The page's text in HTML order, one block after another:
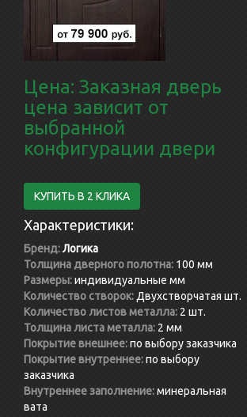
Цена: Заказная дверь
цена зависит от
выбранной
конфигурации двери
КУПИТЬ В 2 КЛИКА
Характеристики:
Бренд:Логика
Толщина дверного полотна: 100 мм
Размеры:индивидуальные мм
Количество створок: Двухстворчатая шт.
Количество листов металла: 2 шт.
Толщина листа металла: 2 мм
Покрытие внешнее:по выбору заказчика
Покрытие внутреннее:по выбору
заказчика
Внутреннее заполнение:минеральная
вата